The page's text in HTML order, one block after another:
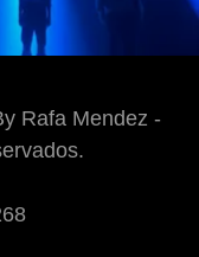
Rafa Mendez -